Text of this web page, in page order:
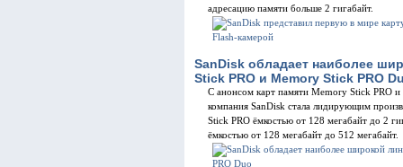
адресацию памяти больше 2 гигабайт.
SanDisk обладает наиболее
Stick PRO и Memory Stick PRO
С анонсом карт памяти Memory Stick PRO
компания SanDisk стала лидирующим
Stick PRO ёмкостью от 128 мегабайт до 2
ёмкостью от 128 мегабайт до 512 мегабайт.